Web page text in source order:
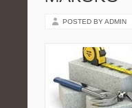
POSTED BY ADMIN